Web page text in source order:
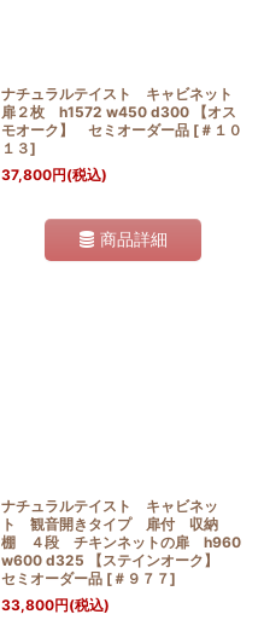
ナチュラルテイスト キャビネット
扉２枚 h1572 w450 d300 【オス
モオーク】 セミオーダー品 [ ＃１０
１３]
37,800円(税込)
商品詳細
ナチュラルテイスト キャビネッ
ト 観音開きタイプ 扉付 収納
棚 ４段 チキンネットの扉 h960
w600 d325 【ステインオーク】
セミオーダー品 [ ＃９７７]
33,800円(税込)